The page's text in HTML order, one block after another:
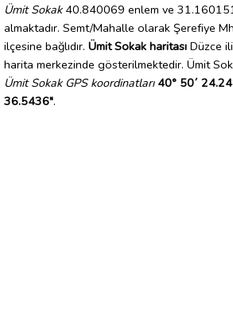
Ümit Sokak40.840069 enlem ve
almaktadır. Semt/Mahalle olarak Şerefiye
ilçesine bağlıdır. Ümit Sokak haritası Düzce
harita merkezinde gösterilmektedir. Ümit
Ümit Sokak GPS koordinatları 40° 50´
36.5436".